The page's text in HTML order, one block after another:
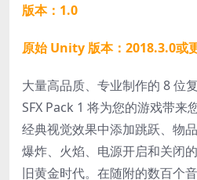
版本：1.0
原始 Unity 版本：2018.3.0或
大量高品质、专业制作的 8 位
SFX Pack 1 将为您的游戏带来
经典视觉效果中添加跳跃、物
爆炸、火焰、电源开启和关闭
旧黄金时代。在随附的数百个